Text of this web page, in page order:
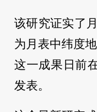
该研究证实了
为月表中纬度
这一成果日前
发表。